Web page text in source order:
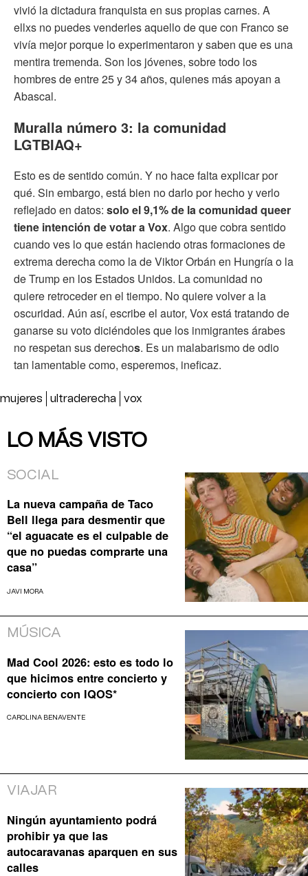
vivió la dictadura franquista en sus propias carnes. A
ellxs no puedes venderles aquello de que con Franco se
vivía mejor porque lo experimentaron y saben que es una
mentira tremenda. Son los jóvenes, sobre todo los
hombres de entre 25 y 34 años, quienes más apoyan a
Abascal.
Muralla número 3: la comunidad
LGTBIAQ+
Esto es de sentido común. Y no hace falta explicar por
qué. Sin embargo, está bien no darlo por hecho y verlo
reflejado en datos: solo el 9,1% de la comunidad queer
tiene intención de votar a Vox. Algo que cobra sentido
cuando ves lo que están haciendo otras formaciones de
extrema derecha como la de Viktor Orbán en Hungría o la
de Trump en los Estados Unidos. La comunidad no
quiere retroceder en el tiempo. No quiere volver a la
oscuridad. Aún así, escribe el autor, Vox está tratando de
ganarse su voto diciéndoles que los inmigrantes árabes
no respetan sus derechos. Es un malabarismo de odio
tan lamentable como, esperemos, ineficaz.
mujeres ultraderecha vox
LO MÁS VISTO
SOCIAL
La nueva campaña de Taco
Bell llega para desmentir que
“el aguacate es el culpable de
que no puedas comprarte una
casa”
JAVI MORA
MÚSICA
Mad Cool 2026: esto es todo lo
que hicimos entre concierto y
concierto con IQOS*
CAROLINA BENAVENTE
VIAJAR
Ningún ayuntamiento podrá
prohibir ya que las
autocaravanas aparquen en sus
calles